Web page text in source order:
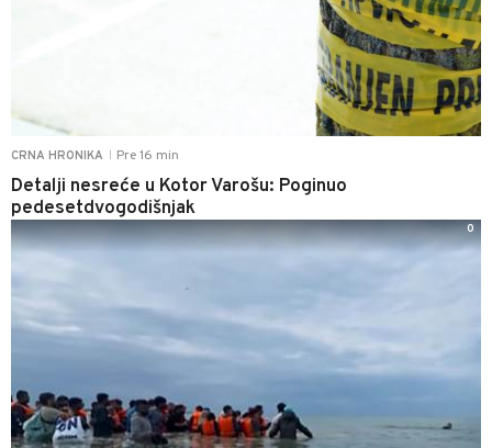
CRNA HRONIKA Pre 16 min
Detalji nesreće u Kotor Varošu: Poginuo
pedesetdvogodišnjak
0